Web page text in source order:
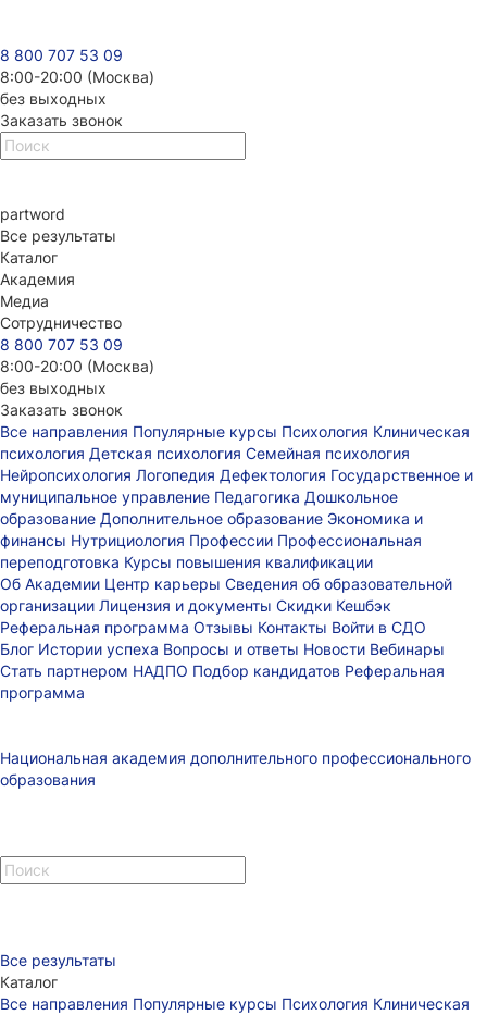
8 800 707 53 09
8:00-20:00 (Москва)
без выходных
Заказать звонок
partword
Все результаты
Каталог
Академия
Медиа
Сотрудничество
8 800 707 53 09
8:00-20:00 (Москва)
без выходных
Заказать звонок
Все направления Популярные курсы Психология Клиническая
психология Детская психология Семейная психология
Нейропсихология Логопедия Дефектология Государственное и
муниципальное управление Педагогика Дошкольное
образование Дополнительное образование Экономика и
финансы Нутрициология Профессии Профессиональная
переподготовка Курсы повышения квалификации
Об Академии Центр карьеры Сведения об образовательной
организации Лицензия и документы Скидки Кешбэк
Реферальная программа Отзывы Контакты Войти в СДО
Блог Истории успеха Вопросы и ответы Новости Вебинары
Стать партнером НАДПО Подбор кандидатов Реферальная
программа
Национальная академия дополнительного профессионального
образования
Все результаты
Каталог
Все направления Популярные курсы Психология Клиническая